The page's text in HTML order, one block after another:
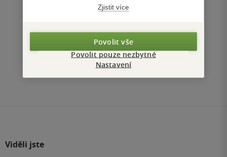
Nahoru
Zobrazeno 3 z 3
1
Přejít
na
/ 1
Viděli jste
Zjistit více
Povolit vše
Povolit pouze nezbytné
Nastavení